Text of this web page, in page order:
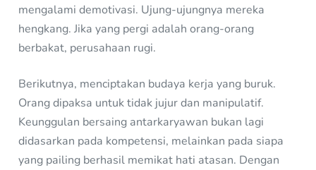
mengalami demotivasi. Ujung-ujungnya mereka
hengkang. Jika yang pergi adalah orang-orang
berbakat, perusahaan rugi.
Berikutnya, menciptakan budaya kerja yang buruk.
Orang dipaksa untuk tidak jujur dan manipulatif.
Keunggulan bersaing antarkaryawan bukan lagi
didasarkan pada kompetensi, melainkan pada siapa
yang pailing berhasil memikat hati atasan. Dengan